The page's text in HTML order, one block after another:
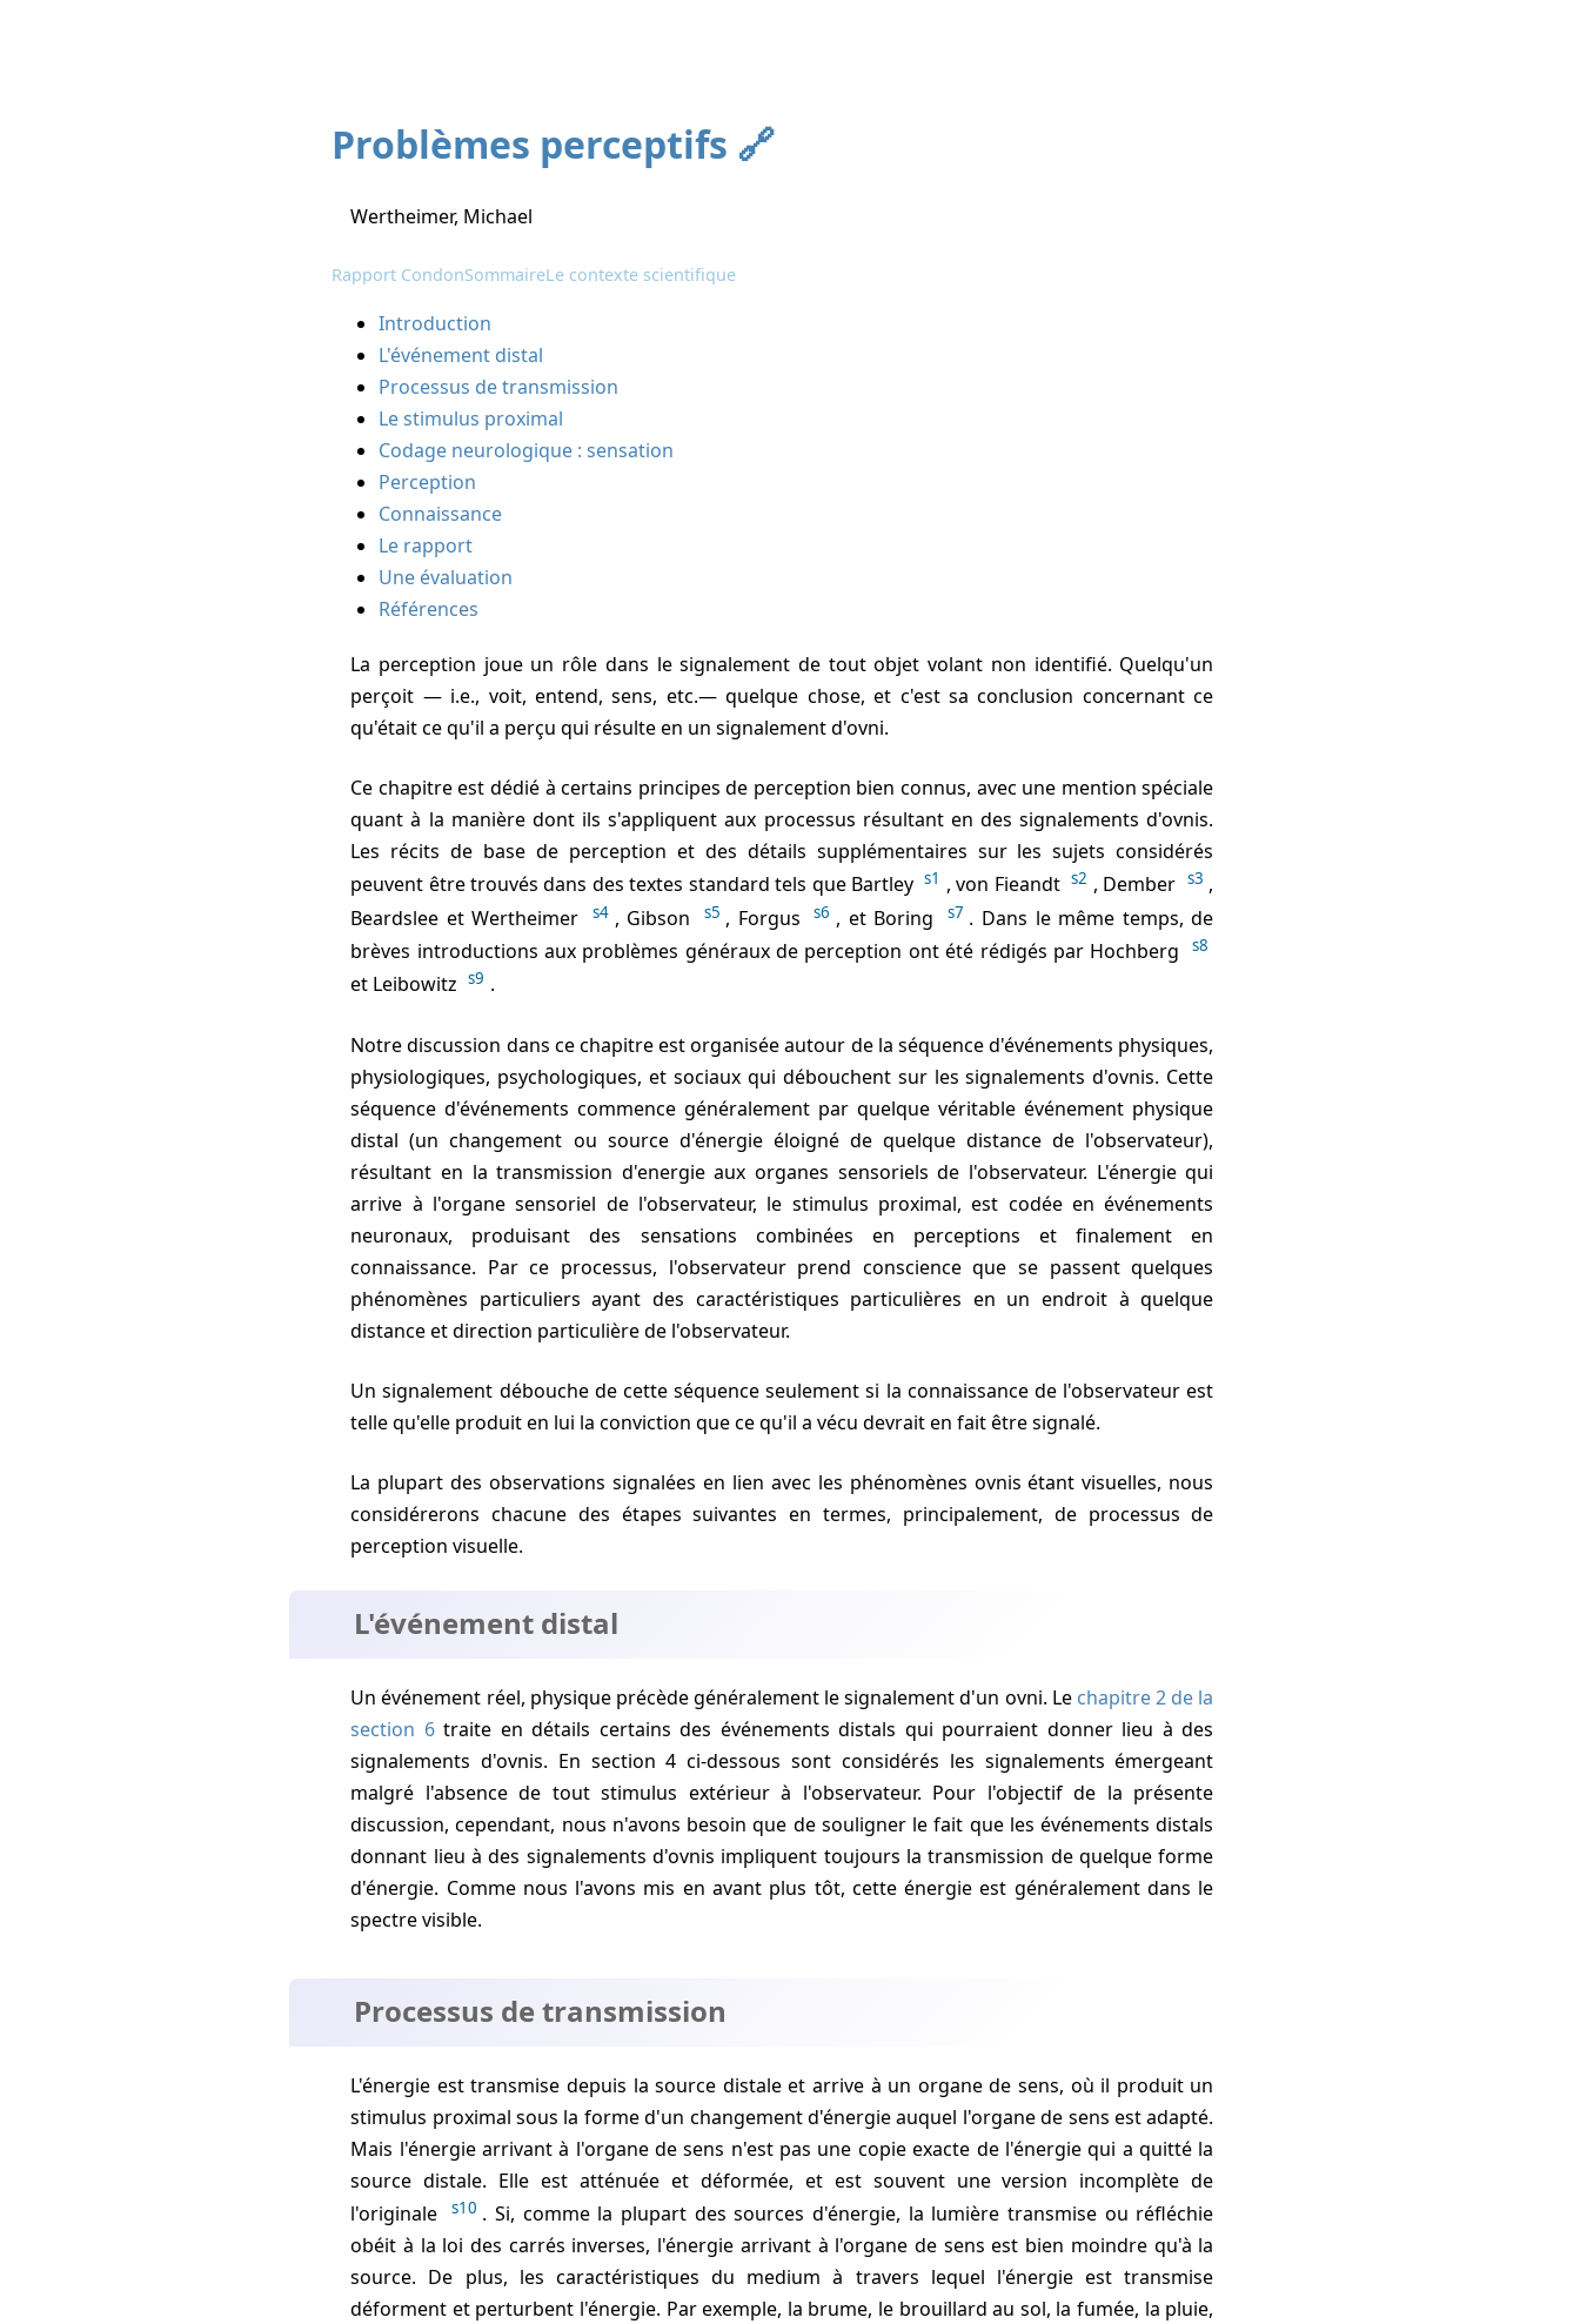
Problèmes perceptifs
Wertheimer, Michael
Rapport CondonSommaireLe contexte scientifique
Introduction
L'événement distal
Processus de transmission
Le stimulus proximal
Codage neurologique : sensation
Perception
Connaissance
Le rapport
Une évaluation
Références
La perception joue un rôle dans le signalement de tout objet volant non identifié. Quelqu'un
perçoit — i.e., voit, entend, sens, etc.— quelque chose, et c'est sa conclusion concernant ce
qu'était ce qu'il a perçu qui résulte en un signalement d'ovni.
Ce chapitre est dédié à certains principes de perception bien connus, avec une mention spéciale
quant à la manière dont ils s'appliquent aux processus résultant en des signalements d'ovnis.
Les récits de base de perception et des détails supplémentaires sur les sujets considérés
peuvent être trouvés dans des textes standard tels que Bartley s1 , von Fieandt s2 , Dember s3 ,
Beardslee et Wertheimer
s4 , Gibson s5 , Forgus s6 , et Boring s7 . Dans le même temps, de
brèves introductions aux problèmes généraux de perception ont été rédigés par Hochberg
s8
et Leibowitz s9 .
Notre discussion dans ce chapitre est organisée autour de la séquence d'événements physiques,
physiologiques, psychologiques, et sociaux qui débouchent sur les signalements d'ovnis. Cette
séquence d'événements commence généralement par quelque véritable événement physique
distal (un changement ou source d'énergie éloigné de quelque distance de l'observateur),
résultant en la transmission d'energie aux organes sensoriels de l'observateur. L'énergie qui
arrive à l'organe sensoriel de l'observateur, le stimulus proximal, est codée en événements
neuronaux, produisant des sensations combinées en perceptions et finalement en
connaissance. Par ce processus, l'observateur prend conscience que se passent quelques
phénomènes particuliers ayant des caractéristiques particulières en un endroit à quelque
distance et direction particulière de l'observateur.
Un signalement débouche de cette séquence seulement si la connaissance de l'observateur est
telle qu'elle produit en lui la conviction que ce qu'il a vécu devrait en fait être signalé.
La plupart des observations signalées en lien avec les phénomènes ovnis étant visuelles, nous
considérerons chacune des étapes suivantes en termes, principalement, de processus de
perception visuelle.
L'événement distal
Un événement réel, physique précède généralement le signalement d'un ovni. Le chapitre 2 de la
section 6traite en détails certains des événements distals qui pourraient donner lieu à des
signalements d'ovnis. En section 4 ci-dessous sont considérés les signalements émergeant
malgré l'absence de tout stimulus extérieur à l'observateur. Pour l'objectif de la présente
discussion, cependant, nous n'avons besoin que de souligner le fait que les événements distals
donnant lieu à des signalements d'ovnis impliquent toujours la transmission de quelque forme
d'énergie. Comme nous l'avons mis en avant plus tôt, cette énergie est généralement dans le
spectre visible.
Processus de transmission
L'énergie est transmise depuis la source distale et arrive à un organe de sens, où il produit un
stimulus proximal sous la forme d'un changement d'énergie auquel l'organe de sens est adapté.
Mais l'énergie arrivant à l'organe de sens n'est pas une copie exacte de l'énergie qui a quitté la
source distale. Elle est atténuée et déformée, et est souvent une version incomplète de
l'originale
s10 . Si, comme la plupart des sources d'énergie, la lumière transmise ou réfléchie
obéit à la loi des carrés inverses, l'énergie arrivant à l'organe de sens est bien moindre qu'à la
source. De plus, les caractéristiques du medium à travers lequel l'énergie est transmise
déforment et perturbent l'énergie. Par exemple, la brume, le brouillard au sol, la fumée, la pluie,